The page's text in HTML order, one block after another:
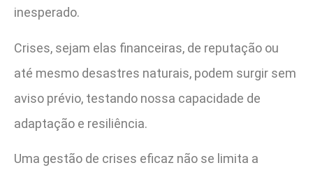
inesperado.
Crises, sejam elas financeiras, de reputação ou
até mesmo desastres naturais, podem surgir sem
aviso prévio, testando nossa capacidade de
adaptação e resiliência.
Uma gestão de crises eficaz não se limita a